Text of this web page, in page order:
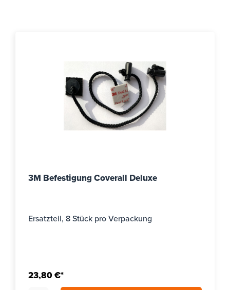
3M Befestigung Coverall Deluxe
Ersatzteil, 8 Stück pro Verpackung
23,80 €*